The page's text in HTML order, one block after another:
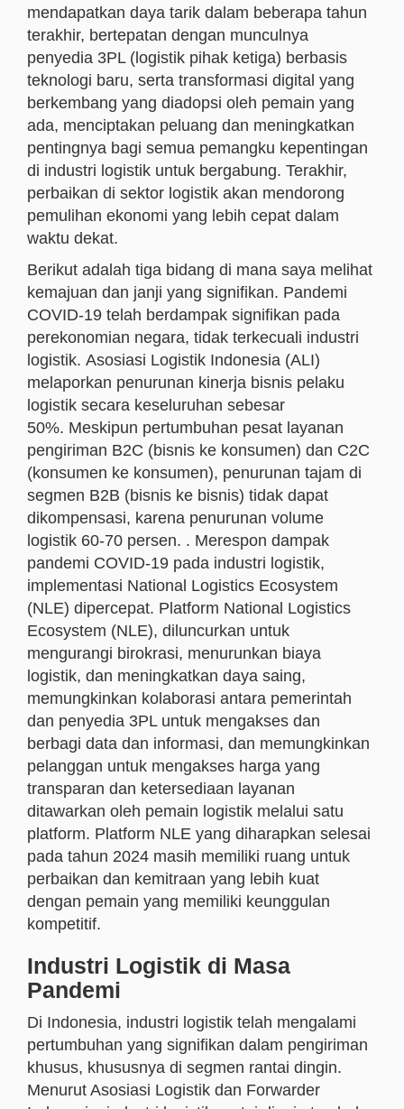
mendapatkan daya tarik dalam beberapa tahun
terakhir, bertepatan dengan munculnya
penyedia 3PL (logistik pihak ketiga) berbasis
teknologi baru, serta transformasi digital yang
berkembang yang diadopsi oleh pemain yang
ada, menciptakan peluang dan meningkatkan
pentingnya bagi semua pemangku kepentingan
di industri logistik untuk bergabung. Terakhir,
perbaikan di sektor logistik akan mendorong
pemulihan ekonomi yang lebih cepat dalam
waktu dekat.
Berikut adalah tiga bidang di mana saya melihat
kemajuan dan janji yang signifikan. Pandemi
COVID-19 telah berdampak signifikan pada
perekonomian negara, tidak terkecuali industri
logistik. Asosiasi Logistik Indonesia (ALI)
melaporkan penurunan kinerja bisnis pelaku
logistik secara keseluruhan sebesar
50%. Meskipun pertumbuhan pesat layanan
pengiriman B2C (bisnis ke konsumen) dan C2C
(konsumen ke konsumen), penurunan tajam di
segmen B2B (bisnis ke bisnis) tidak dapat
dikompensasi, karena penurunan volume
logistik 60-70 persen. . Merespon dampak
pandemi COVID-19 pada industri logistik,
implementasi National Logistics Ecosystem
(NLE) dipercepat. Platform National Logistics
Ecosystem (NLE), diluncurkan untuk
mengurangi birokrasi, menurunkan biaya
logistik, dan meningkatkan daya saing,
memungkinkan kolaborasi antara pemerintah
dan penyedia 3PL untuk mengakses dan
berbagi data dan informasi, dan memungkinkan
pelanggan untuk mengakses harga yang
transparan dan ketersediaan layanan
ditawarkan oleh pemain logistik melalui satu
platform. Platform NLE yang diharapkan selesai
pada tahun 2024 masih memiliki ruang untuk
perbaikan dan kemitraan yang lebih kuat
dengan pemain yang memiliki keunggulan
kompetitif.
Industri Logistik di Masa
Pandemi
Di Indonesia, industri logistik telah mengalami
pertumbuhan yang signifikan dalam pengiriman
khusus, khususnya di segmen rantai dingin.
Menurut Asosiasi Logistik dan Forwarder